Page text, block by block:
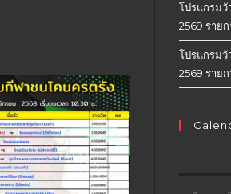
โปรแกรม
2569 ราย
โปรแกรม
2569 ราย